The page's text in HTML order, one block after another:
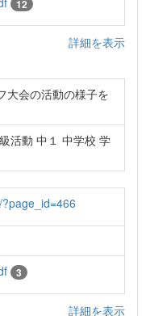
12
詳細を表示
大会の活動の様子を
活動 中１ 中学校 学
3
詳細を表示